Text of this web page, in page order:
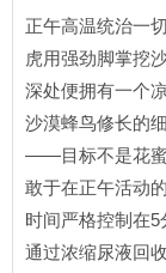
正午高温统治一
虎用强劲脚掌挖
深处便拥有一个
沙漠蜂鸟修长的
——目标不是花蜜
敢于在正午活动
时间严格控制在
通过浓缩尿液回